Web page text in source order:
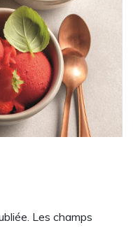
Les champs